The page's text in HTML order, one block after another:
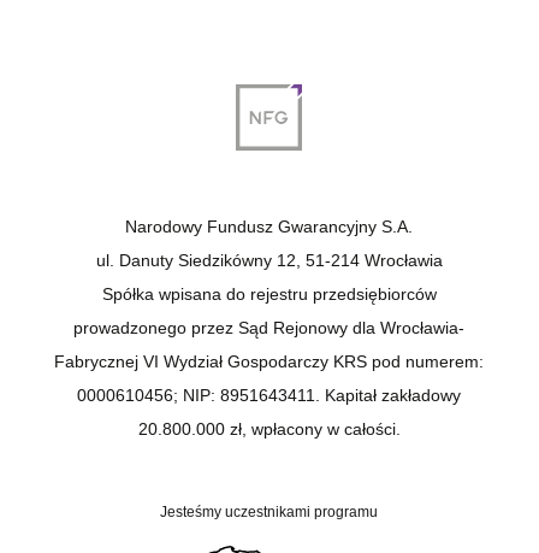
Narodowy Fundusz Gwarancyjny S.A.
ul. Danuty Siedzikówny 12, 51-214 Wrocławia
Spółka wpisana do rejestru przedsiębiorców
prowadzonego przez Sąd Rejonowy dla Wrocławia-
Fabrycznej VI Wydział Gospodarczy KRS pod numerem:
0000610456; NIP: 8951643411. Kapitał zakładowy
20.800.000 zł, wpłacony w całości.
Jesteśmy uczestnikami programu